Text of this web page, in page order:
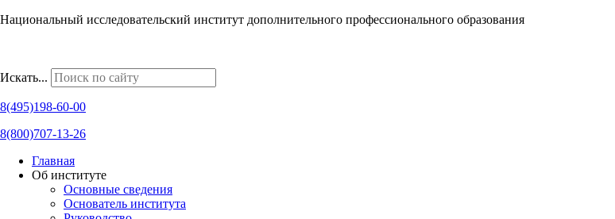
Национальный исследовательский институт дополнительного профессионального образования
Искать...
8(495)198-60-00
8(800)707-13-26
Главная
Об институте
Основные сведения
Основатель института